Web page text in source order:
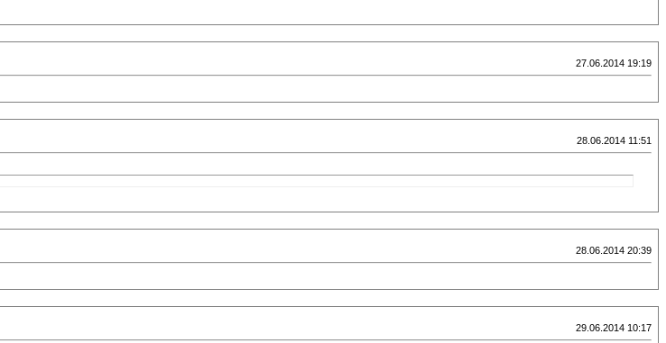
27.06.2014 19:19
28.06.2014 11:51
28.06.2014 20:39
29.06.2014 10:17